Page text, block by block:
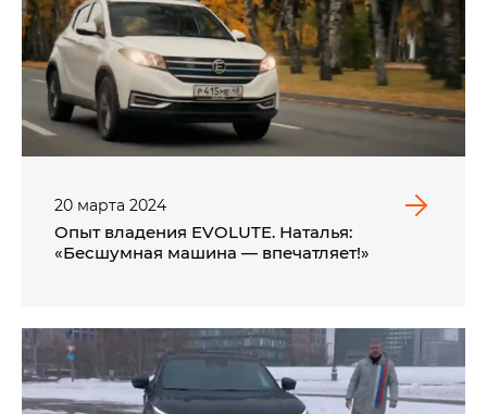
20 марта 2024
Опыт владения EVOLUTE. Наталья:
«Бесшумная машина — впечатляет!»